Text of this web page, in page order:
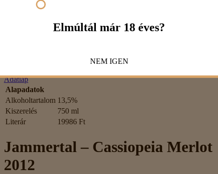
Captcha
Adatlap
Alapadatok
Alkoholtartalom 13,5%
Kiszerelés
750 ml
Literár
19986 Ft
Jammertal – Cassiopeia Merlot
2012
Elmúltál már 18 éves?
NEM IGEN